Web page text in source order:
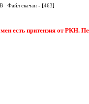
Файл скачан - [463]
есть притензия от РКН.